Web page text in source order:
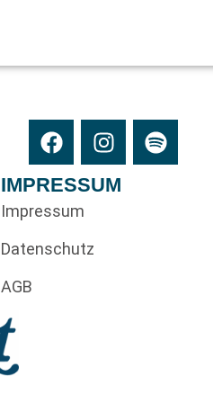
IMPRESSUM
Impressum
Datenschutz
AGB